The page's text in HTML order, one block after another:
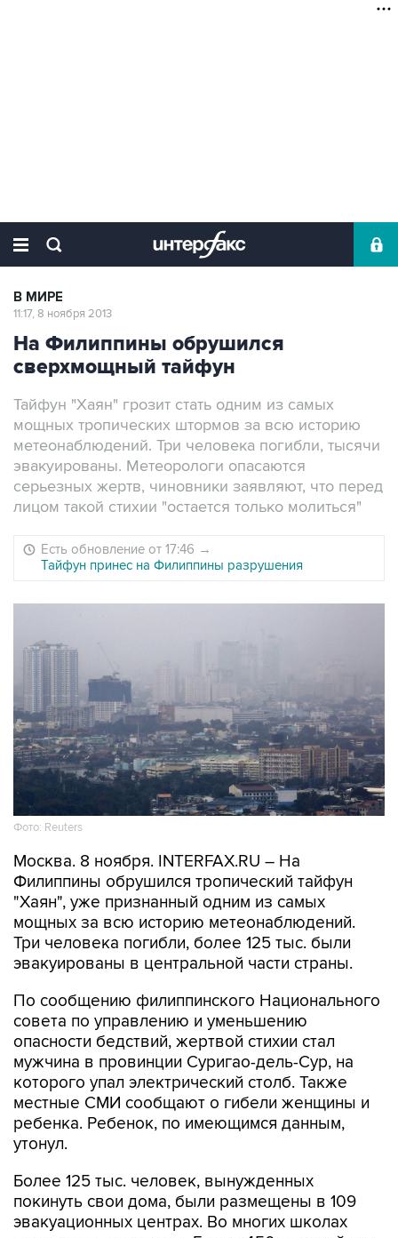
В МИРЕ
11:17, 8 ноября 2013
На Филиппины обрушился
сверхмощный тайфун
Тайфун "Хаян" грозит стать одним из самых
мощных тропических штормов за всю историю
метеонаблюдений. Три человека погибли, тысячи
эвакуированы. Метеорологи опасаются
серьезных жертв, чиновники заявляют, что перед
лицом такой стихии "остается только молиться"
Есть обновление от 17:46 →
Тайфун принес на Филиппины разрушения
Фото: Reuters
Москва. 8 ноября. INTERFAX.RU – На
Филиппины обрушился тропический тайфун
"Хаян", уже признанный одним из самых
мощных за всю историю метеонаблюдений.
Три человека погибли, более 125 тыс. были
эвакуированы в центральной части страны.
По сообщению филиппинского Национального
совета по управлению и уменьшению
опасности бедствий, жертвой стихии стал
мужчина в провинции Суригао-дель-Сур, на
которого упал электрический столб. Также
местные СМИ сообщают о гибели женщины и
ребенка. Ребенок, по имеющимся данным,
утонул.
Более 125 тыс. человек, вынужденных
покинуть свои дома, были размещены в 109
эвакуационных центрах. Во многих школах